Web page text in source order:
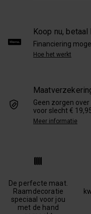
Koop nu, betaal
Financiering
Hoe het werkt
Geen zorgen
voor slecht €
Meer informatie
De perfecte maat.
Raamdecoratie
speciaal voor jou
met de hand